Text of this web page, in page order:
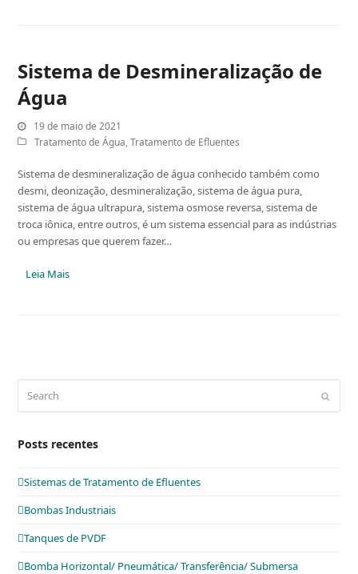
Sistema de Desmineralização de
Água
19 de maio de 2021
Tratamento de Água,Tratamento de Efluentes
Sistema de desmineralização de água conhecido também como
desmi, deonização, desmineralização, sistema de água pura,
sistema de água ultrapura, sistema osmose reversa, sistema de
troca iônica, entre outros, é um sistema essencial para as indústrias
ou empresas que querem fazer…
Leia Mais
Submit
Posts recentes
Sistemas de Tratamento de Efluentes
Bombas Industriais
Tanques de PVDF
Bomba Horizontal/ Pneumática/ Transferência/ Submersa